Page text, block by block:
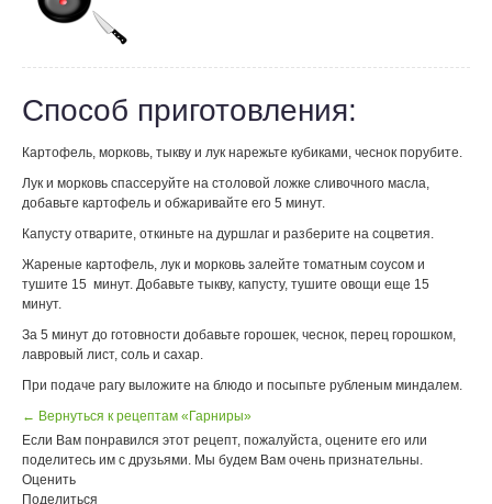
Способ приготовления:
Картофель, морковь, тыкву и лук нарежьте кубиками, чеснок порубите.
Лук и морковь спассеруйте на столовой ложке сливочного масла,
добавьте картофель и обжаривайте его 5 минут.
Капусту отварите, откиньте на дуршлаг и разберите на соцветия.
Жареные картофель, лук и морковь залейте томатным соусом и
тушите 15 минут. Добавьте тыкву, капусту, тушите овощи еще 15
минут.
За 5 минут до готовности добавьте горошек, чеснок, перец горошком,
лавровый лист, соль и сахар.
При подаче рагу выложите на блюдо и посыпьте рубленым миндалем.
← Вернуться к рецептам «Гарниры»
Если Вам понравился этот рецепт, пожалуйста, оцените его или
поделитесь им с друзьями. Мы будем Вам очень признательны.
Оценить
Поделиться